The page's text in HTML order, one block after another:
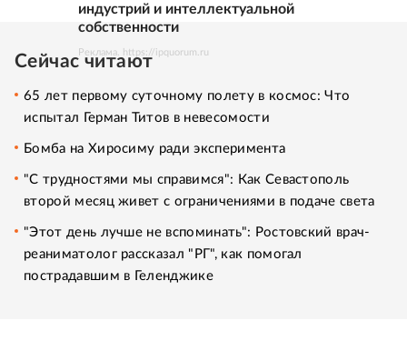
индустрий и интеллектуальной
собственности
Реклама. https://ipquorum.ru
Сейчас читают
65 лет первому суточному полету в космос: Что
испытал Герман Титов в невесомости
Бомба на Хиросиму ради эксперимента
"С трудностями мы справимся": Как Севастополь
второй месяц живет с ограничениями в подаче света
"Этот день лучше не вспоминать": Ростовский врач-
реаниматолог рассказал "РГ", как помогал
пострадавшим в Геленджике